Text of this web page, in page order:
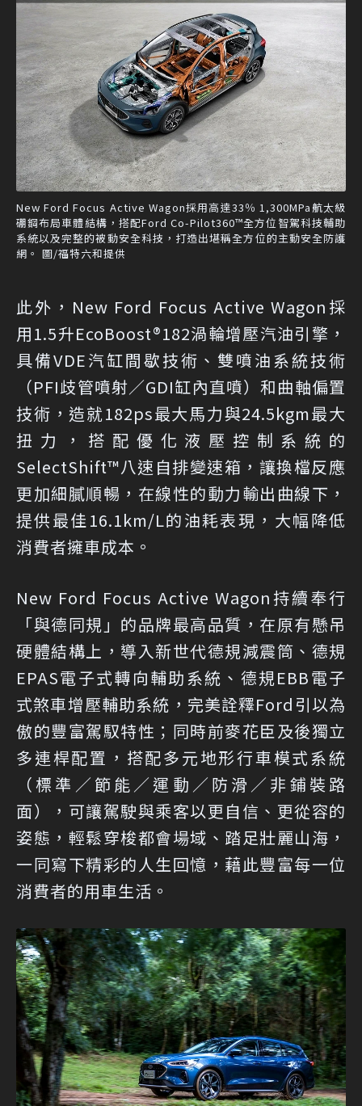
New Ford Focus Active Wagon採用高達33％ 1,300MPa航太級
硼鋼布局車體結構，搭配Ford Co-Pilot360™全方位智駕科技輔助
系統以及完整的被動安全科技，打造出堪稱全方位的主動安全防護
網。 圖/福特六和提供
此外，New Ford Focus Active Wagon採
用1.5升EcoBoost®182渦輪增壓汽油引擎，
具備VDE汽缸間歇技術、雙噴油系統技術
（PFI歧管噴射／GDI缸內直噴）和曲軸偏置
技術，造就182ps最大馬力與24.5kgm最大
扭力，搭配優化液壓控制系統的
SelectShift™八速自排變速箱，讓換檔反應
更加細膩順暢，在線性的動力輸出曲線下，
提供最佳16.1km/L的油耗表現，大幅降低
消費者擁車成本。
New Ford Focus Active Wagon持續奉行
「與德同規」的品牌最高品質，在原有懸吊
硬體結構上，導入新世代德規減震筒、德規
EPAS電子式轉向輔助系統、德規EBB電子
式煞車增壓輔助系統，完美詮釋Ford引以為
傲的豐富駕馭特性；同時前麥花臣及後獨立
多連桿配置，搭配多元地形行車模式系統
（標準／節能／運動／防滑／非鋪裝路
面），可讓駕駛與乘客以更自信、更從容的
姿態，輕鬆穿梭都會場域、踏足壯麗山海，
一同寫下精彩的人生回憶，藉此豐富每一位
消費者的用車生活。